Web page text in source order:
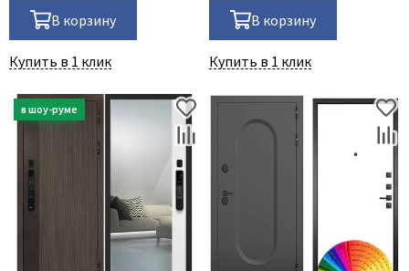
В корзину
Купить в 1 клик
В корзину
Купить в 1 клик